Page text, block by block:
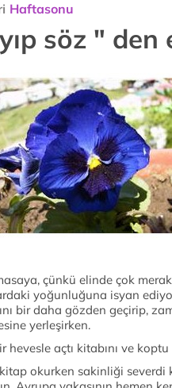
Haftasonu
söz " den
çünkü elinde çok
yoğunluğuna isyan
bir daha gözden geçirip,
yerleşirken.
hevesle açtı kitabını ve
okurken sakinliği severdi